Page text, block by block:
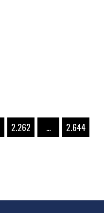
2.262 … 2.644